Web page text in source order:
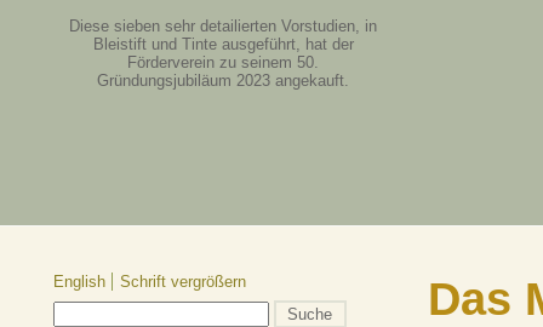
Diese sieben sehr detailierten Vorstudien, in
Bleistift und Tinte ausgeführt, hat der
Förderverein zu seinem 50.
Gründungsjubiläum 2023 angekauft.
English Schrift vergrößern Das